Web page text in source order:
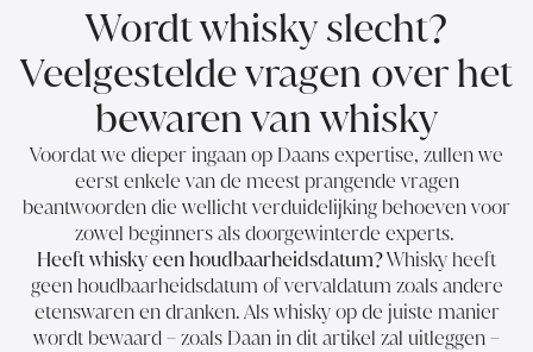
Wordt whisky slecht?
Veelgestelde vragen over het
bewaren van whisky
Voordat we dieper ingaan op Daans expertise, zullen we
eerst enkele van de meest prangende vragen
beantwoorden die wellicht verduidelijking behoeven voor
zowel beginners als doorgewinterde experts.
Heeft whisky een houdbaarheidsdatum?Whisky heeft
geen houdbaarheidsdatum of vervaldatum zoals andere
etenswaren en dranken. Als whisky op de juiste manier
wordt bewaard – zoals Daan in dit artikel zal uitleggen –